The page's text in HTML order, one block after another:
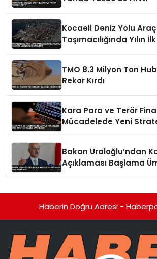
Kocaeli Deniz Yolu Araç
Taşımacılığında Yılın
TMO 8.3 Milyon Ton
Rekor Kırdı
Kara Para ve Terör
Mücadelede Yeni
Bakan Uraloğlu’ndan
Açıklaması Başlama
Haberin Doğru Adresi -